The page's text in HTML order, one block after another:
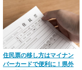
住民票の移し方はマイナン
バーカードで便利に！県外